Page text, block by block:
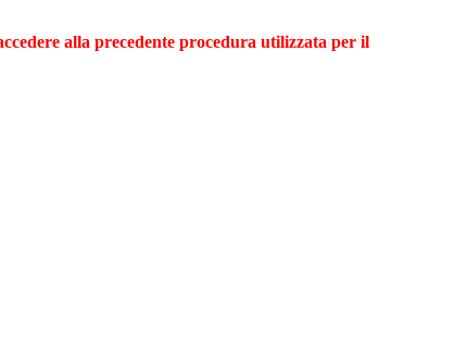
alla precedente procedura utilizzata per il